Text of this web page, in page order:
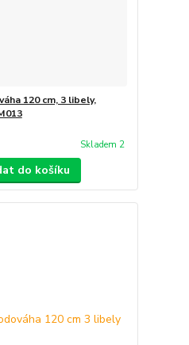
120 cm, 3 libely,
Skladem 2
do košíku